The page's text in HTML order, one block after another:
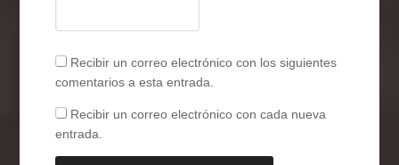
Recibir un correo electrónico con los siguientes
comentarios a esta entrada.
Recibir un correo electrónico con cada nueva
entrada.